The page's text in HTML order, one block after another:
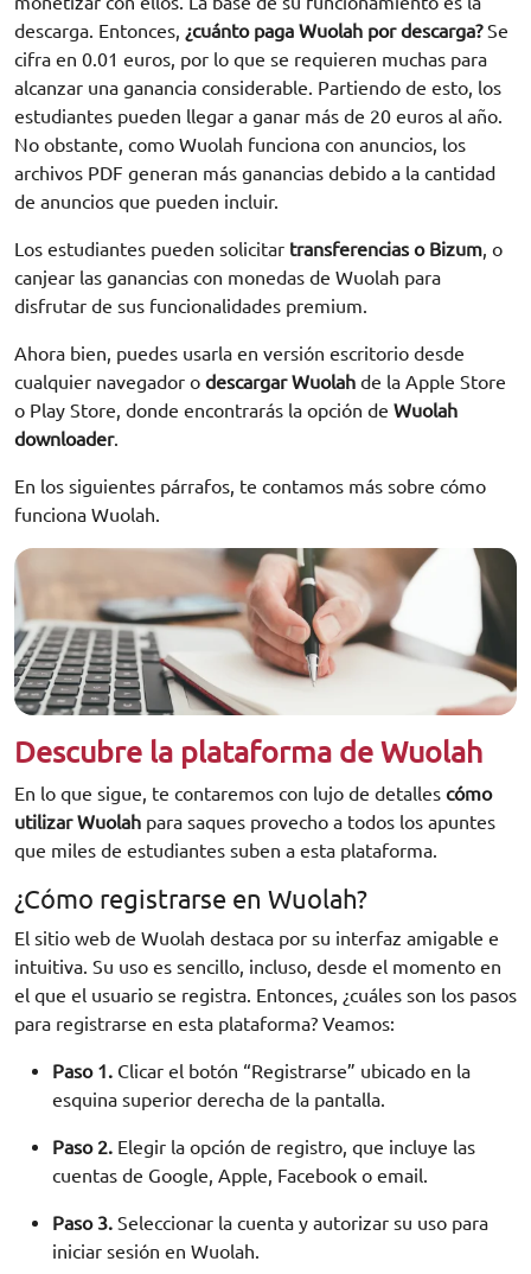
descarga. Entonces, ¿cuánto paga Wuolah por descarga?Se
cifra en 0.01 euros, por lo que se requieren muchas para
alcanzar una ganancia considerable. Partiendo de esto, los
estudiantes pueden llegar a ganar más de 20 euros al año.
No obstante, como Wuolah funciona con anuncios, los
archivos PDF generan más ganancias debido a la cantidad
de anuncios que pueden incluir.
Los estudiantes pueden solicitar transferencias o Bizum, o
canjear las ganancias con monedas de Wuolah para
disfrutar de sus funcionalidades premium.
Ahora bien, puedes usarla en versión escritorio desde
cualquier navegador o descargar Wuolah de la Apple Store
o Play Store, donde encontrarás la opción de Wuolah
downloader.
En los siguientes párrafos, te contamos más sobre cómo
funciona Wuolah.
Descubre la plataforma de Wuolah
En lo que sigue, te contaremos con lujo de detalles cómo
utilizar Wuolah para saques provecho a todos los apuntes
que miles de estudiantes suben a esta plataforma.
¿Cómo registrarse en Wuolah?
El sitio web de Wuolah destaca por su interfaz amigable e
intuitiva. Su uso es sencillo, incluso, desde el momento en
el que el usuario se registra. Entonces, ¿cuáles son los pasos
para registrarse en esta plataforma? Veamos:
Paso 1. Clicar el botón “Registrarse” ubicado en la
esquina superior derecha de la pantalla.
Paso 2. Elegir la opción de registro, que incluye las
cuentas de Google, Apple, Facebook o email.
Paso 3. Seleccionar la cuenta y autorizar su uso para
iniciar sesión en Wuolah.